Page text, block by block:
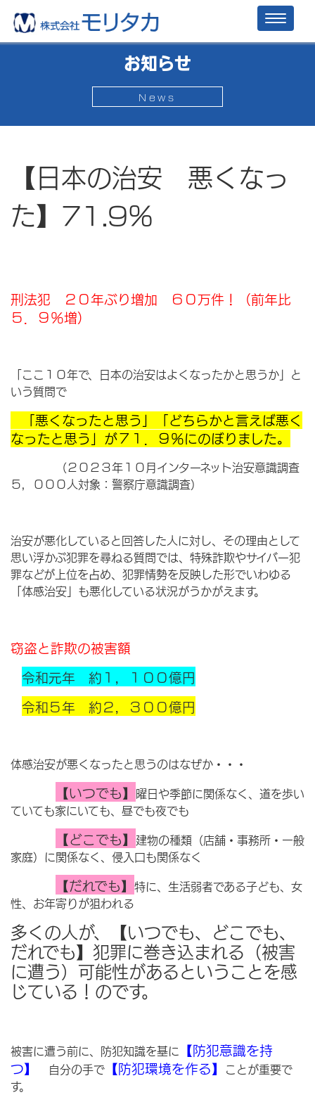
お知らせ
News
【日本の治安 悪くなっ
た】71.9％
刑法犯 ２０年ぶり増加 ６０万件！（前年比
５．９％増）
「ここ１０年で、日本の治安はよくなったかと思うか」と
いう質問で
「悪くなったと思う」「どちらかと言えば悪く
なったと思う」が７１．９％にのぼりました。
（２０２３年１０月インターネット治安意識調査
５，０００人対象：警察庁意識調査）
治安が悪化していると回答した人に対し、その理由として
思い浮かぶ犯罪を尋ねる質問では、特殊詐欺やサイバー犯
罪などが上位を占め、犯罪情勢を反映した形でいわゆる
「体感治安」も悪化している状況がうかがえます。
窃盗と詐欺の被害額
令和元年 約１，１００億円
令和５年 約２，３００億円
体感治安が悪くなったと思うのはなぜか・・・
【いつでも】 曜日や季節に関係なく、道を歩い
ていても家にいても、昼でも夜でも
【どこでも】 建物の種類（店舗・事務所・一般
家庭）に関係なく、侵入口も関係なく
【だれでも】 特に、生活弱者である子ども、女
性、お年寄りが狙われる
多くの人が、【いつでも、どこでも、
だれでも】犯罪に巻き込まれる（被害
に遭う）可能性があるということを感
じている！のです。
被害に遭う前に、防犯知識を基に 【防犯意識を持
つ】
自分の手で 【防犯環境を作る】 ことが重要で
す。